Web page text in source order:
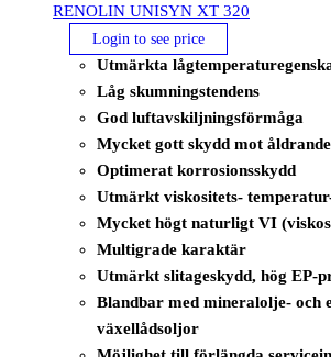
RENOLIN UNISYN XT 320
Login to see price
Utmärkta
Låg skumningstendens
God luftavskiljningsförmåga
Mycket gott skydd mot
Optimerat korrosionsskydd
Utmärkt viskositets-
Mycket högt naturligt VI
Multigrade karaktär
Utmärkt slitageskydd, hög EP-
Blandbar med mineralolje- och
växellådsoljor